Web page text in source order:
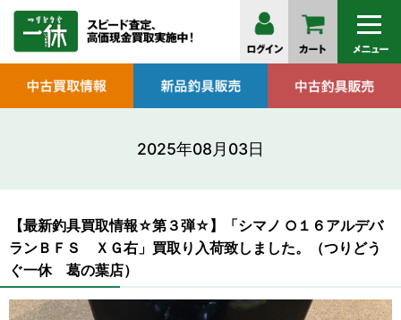
2025年08月03日
【最新釣具買取情報☆第３弾☆】「シマノ ○１６アルデバ
ランＢＦＳ ＸＧ右」買取り入荷致しました。（つりどう
ぐ一休 葛の葉店）